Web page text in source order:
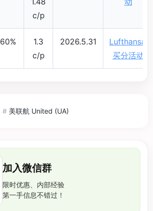
c/p
60%
1.3
c/p
2026.5.31
Lufthansa
买分活动
# 美联航 United (UA)
加入微信群
限时优惠、内部经验
第一手信息不错过！